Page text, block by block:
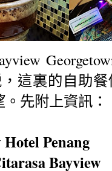
，這裏的自助
先附上資訊：
Penang
Bayview